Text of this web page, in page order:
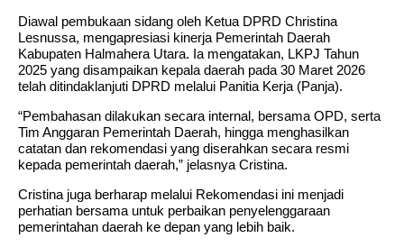
Diawal pembukaan sidang oleh Ketua DPRD Christina
Lesnussa, mengapresiasi kinerja Pemerintah Daerah
Kabupaten Halmahera Utara. Ia mengatakan, LKPJ Tahun
2025 yang disampaikan kepala daerah pada 30 Maret 2026
telah ditindaklanjuti DPRD melalui Panitia Kerja (Panja).
“Pembahasan dilakukan secara internal, bersama OPD, serta
Tim Anggaran Pemerintah Daerah, hingga menghasilkan
catatan dan rekomendasi yang diserahkan secara resmi
kepada pemerintah daerah,” jelasnya Cristina.
Cristina juga berharap melalui Rekomendasi ini menjadi
perhatian bersama untuk perbaikan penyelenggaraan
pemerintahan daerah ke depan yang lebih baik.